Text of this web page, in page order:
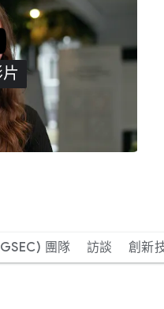
團隊 訪談 創新